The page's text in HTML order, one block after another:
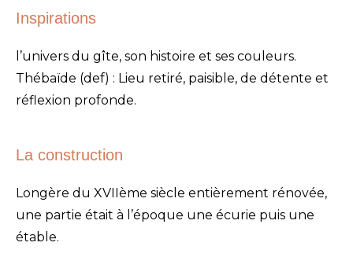
Inspirations
l’univers du gîte, son histoire et ses couleurs.
Thébaïde (def) : Lieu retiré, paisible, de détente et
réflexion profonde.
La construction
Longère du XVIIème siècle entièrement rénovée,
une partie était à l’époque une écurie puis une
étable.